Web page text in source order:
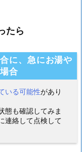
たら
に、急にお湯や
合
いる可能性があり
態も確認してみま
連絡して点検して